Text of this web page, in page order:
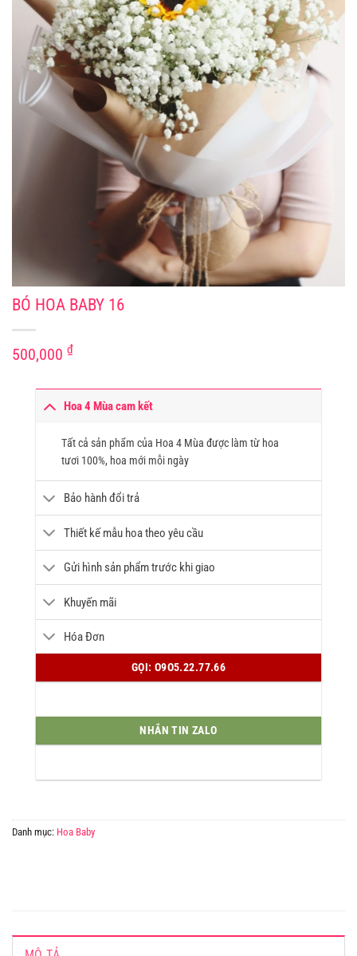
BÓ HOA BABY 16
500,000 ₫
Hoa 4 Mùa cam kết
Tất cả sản phẩm của Hoa 4 Mùa được làm từ hoa
tươi 100%, hoa mới mỗi ngày
Bảo hành đổi trả
Thiết kế mẫu hoa theo yêu cầu
Gửi hình sản phẩm trước khi giao
Khuyến mãi
Hóa Đơn
GỌI: O9O5.22.77.66
NHẮN TIN ZALO
Danh mục: Hoa Baby